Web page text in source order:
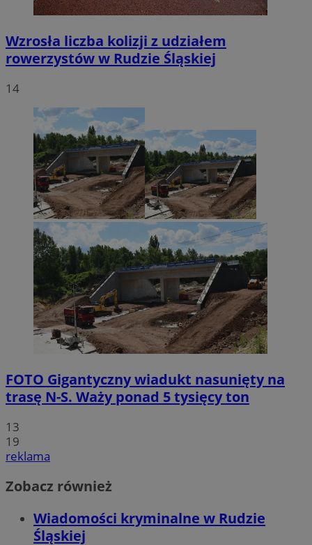
Wzrosła liczba kolizji z udziałem
rowerzystów w Rudzie Śląskiej
14
FOTO Gigantyczny wiadukt nasunięty na
trasę N-S. Waży ponad 5 tysięcy ton
13
19
reklama
Zobacz również
Wiadomości kryminalne w Rudzie
Śląskiej